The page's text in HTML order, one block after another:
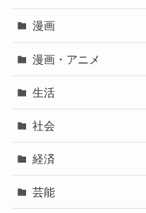
漫画
漫画・アニメ
生活
社会
経済
芸能